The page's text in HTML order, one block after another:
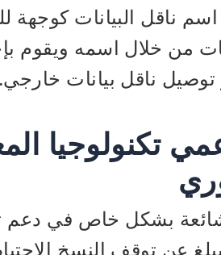
ناقل البيانات كوجهة
من خلال اسمه ويقوم
ناقل بيانات
تكنولوجيا
بشكل خاص في دعم
عن توقف النسخ